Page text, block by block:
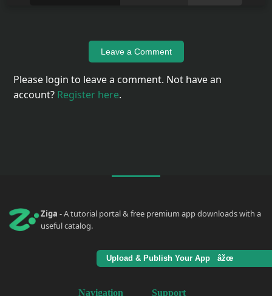
Leave a Comment
Please login to leave a comment. Not have an
account? Register here.
Ziga - A tutorial portal & free premium app downloads with a
useful catalog.
Upload & Publish Your App âžœ
Navigation Support